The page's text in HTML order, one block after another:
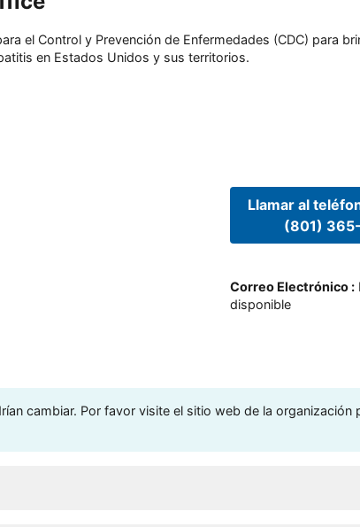
el Control y Prevención de Enfermedades (CDC) para
en Estados Unidos y sus territorios.
Llamar al
(801)
Correo Electrónico:
disponible
cambiar. Por favor visite el sitio web de la organización